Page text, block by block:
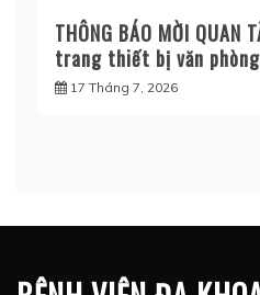
THÔNG BÁO MỜI QUAN
trang thiết bị văn
17 Tháng 7, 2026